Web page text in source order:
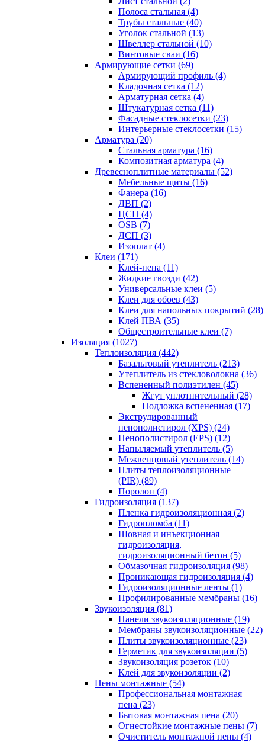
Полоса стальная (4)
Трубы стальные (40)
Уголок стальной (13)
Швеллер стальной (10)
Винтовые сваи (16)
Армирующие сетки (69)
Армирующий профиль (4)
Кладочная сетка (12)
Арматурная сетка (4)
Штукатурная сетка (11)
Фасадные стеклосетки (23)
Интерьерные стеклосетки (15)
Арматура (20)
Стальная арматура (16)
Композитная арматура (4)
Древесноплитные материалы (52)
Мебельные щиты (16)
Фанера (16)
ДВП (2)
ЦСП (4)
OSB (7)
ДСП (3)
Изоплат (4)
Клеи (171)
Клей-пена (11)
Жидкие гвозди (42)
Универсальные клеи (5)
Клеи для обоев (43)
Клеи для напольных покрытий (28)
Клей ПВА (35)
Общестроительные клеи (7)
Изоляция (1027)
Теплоизоляция (442)
Базальтовый утеплитель (213)
Утеплитель из стекловолокна (36)
Вспененный полиэтилен (45)
Жгут уплотнительный (28)
Подложка вспененная (17)
Экструдированный
пенополистирол (XPS) (24)
Пенополистирол (EPS) (12)
Напыляемый утеплитель (5)
Межвенцовый утеплитель (14)
Плиты теплоизоляционные
(PIR) (89)
Поролон (4)
Гидроизоляция (137)
Пленка гидроизоляционная (2)
Гидропломба (11)
Шовная и инъекционная
гидроизоляция,
гидроизоляционный бетон (5)
Обмазочная гидроизоляция (98)
Проникающая гидроизоляция (4)
Гидроизоляционные ленты (1)
Профилированные мембраны (16)
Звукоизоляция (81)
Панели звукоизоляционные (19)
Мембраны звукоизоляционные (22)
Плиты звукоизоляционные (23)
Герметик для звукоизоляции (5)
Звукоизоляция розеток (10)
Клей для звукоизоляции (2)
Пены монтажные (54)
Профессиональная монтажная
пена (23)
Бытовая монтажная пена (20)
Огнестойкие монтажные пены (7)
Очиститель монтажной пены (4)